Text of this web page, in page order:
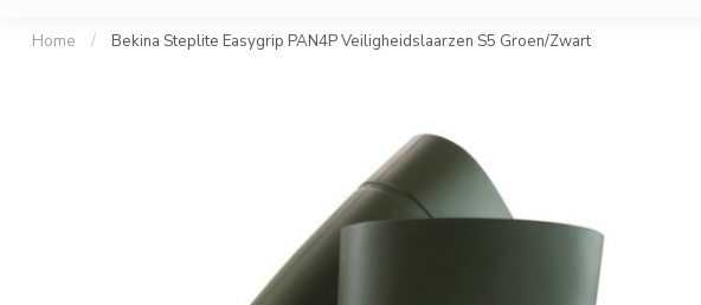
Home / Bekina Steplite Easygrip PAN4P Veiligheidslaarzen S5 Groen/Zwart